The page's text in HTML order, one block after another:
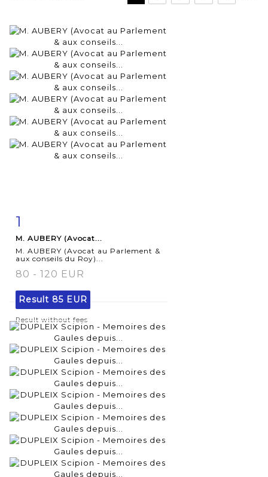
1
M. AUBERY (Avocat...
M. AUBERY (Avocat au Parlement &
aux conseils du Roy)...
80 - 120 EUR
Result 85 EUR
Result without fees